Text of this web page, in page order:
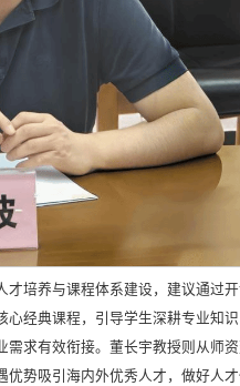
培养与课程体系建设，建议通过
经典课程，引导学生深耕专业知
求有效衔接。董长宇教授则从师
势吸引海内外优秀人才，做好人才